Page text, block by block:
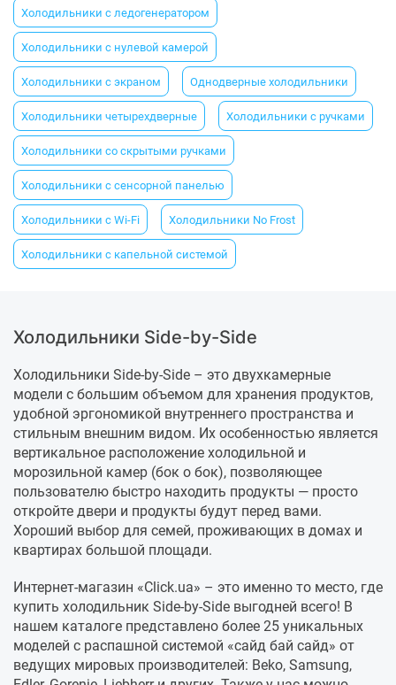
Холодильники с ледогенератором
Холодильники с нулевой камерой
Холодильники с экраном Однодверные холодильники
Холодильники четырехдверные Холодильники с ручками
Холодильники со скрытыми ручками
Холодильники с сенсорной панелью
Холодильники с Wi-Fi Холодильники No Frost
Холодильники с капельной системой
Холодильники Side-by-Side
Холодильники Side-by-Side – это двухкамерные
модели с большим объемом для хранения продуктов,
удобной эргономикой внутреннего пространства и
стильным внешним видом. Их особенностью является
вертикальное расположение холодильной и
морозильной камер (бок о бок), позволяющее
пользователю быстро находить продукты — просто
откройте двери и продукты будут перед вами.
Хороший выбор для семей, проживающих в домах и
квартирах большой площади.
Интернет-магазин «Click.ua» – это именно то место, где
купить холодильник Side-by-Side выгодней всего! В
нашем каталоге представлено более 25 уникальных
моделей с распашной системой «сайд бай сайд» от
ведущих мировых производителей: Beko, Samsung,